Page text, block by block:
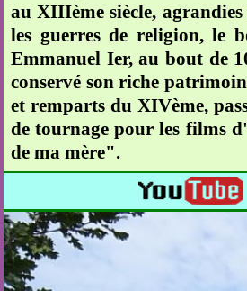
au XIIIème siècle,
les guerres de religion, le
Emmanuel Ier, au bout de
conservé son riche
et remparts du XIVème,
de tournage pour les films
de ma mère".